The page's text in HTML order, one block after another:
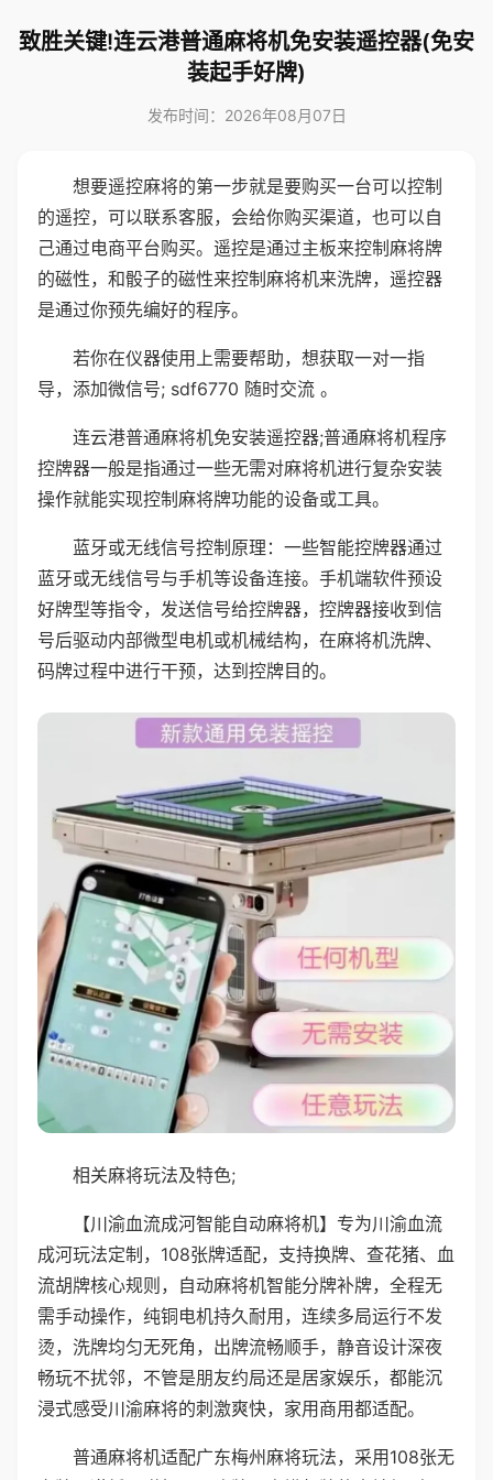
致胜关键!连云港普通麻将机免安装遥控器(免安
装起手好牌)
发布时间：2026年08月07日
想要遥控麻将的第一步就是要购买一台可以控制
的遥控，可以联系客服，会给你购买渠道，也可以自
己通过电商平台购买。遥控是通过主板来控制麻将牌
的磁性，和骰子的磁性来控制麻将机来洗牌，遥控器
是通过你预先编好的程序。
若你在仪器使用上需要帮助，想获取一对一指
导，添加微信号; sdf6770 随时交流 。
连云港普通麻将机免安装遥控器;普通麻将机程序
控牌器一般是指通过一些无需对麻将机进行复杂安装
操作就能实现控制麻将牌功能的设备或工具。
蓝牙或无线信号控制原理：一些智能控牌器通过
蓝牙或无线信号与手机等设备连接。手机端软件预设
好牌型等指令，发送信号给控牌器，控牌器接收到信
号后驱动内部微型电机或机械结构，在麻将机洗牌、
码牌过程中进行干预，达到控牌目的。
相关麻将玩法及特色;
【川渝血流成河智能自动麻将机】专为川渝血流
成河玩法定制，108张牌适配，支持换牌、查花猪、血
流胡牌核心规则，自动麻将机智能分牌补牌，全程无
需手动操作，纯铜电机持久耐用，连续多局运行不发
烫，洗牌均匀无死角，出牌流畅顺手，静音设计深夜
畅玩不扰邻，不管是朋友约局还是居家娱乐，都能沉
浸式感受川渝麻将的刺激爽快，家用商用都适配。
普通麻将机适配广东梅州麻将玩法，采用108张无